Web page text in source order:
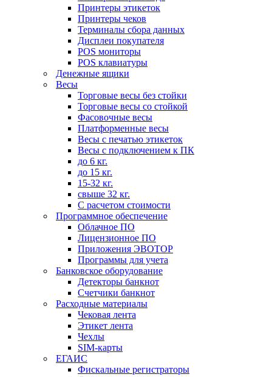
Принтеры этикеток
Принтеры чеков
Терминалы сбора данных
Дисплеи покупателя
POS мониторы
POS клавиатуры
Денежные ящики
Весы
Торговые весы без стойки
Торговые весы со стойкой
Фасовочные весы
Платформенные весы
Весы с печатью этикеток
Весы с подключением к ПК
до 6 кг.
до 15 кг.
15-32 кг.
свыше 32 кг.
С расчетом стоимости
Программное обеспечение
Облачное ПО
Лицензионное ПО
Приложения ЭВОТОР
Программы для учета
Банковское оборудование
Детекторы банкнот
Счетчики банкнот
Расходные материалы
Чековая лента
Этикет лента
Чехлы
SIM-карты
ЕГАИС
Фискальные регистраторы